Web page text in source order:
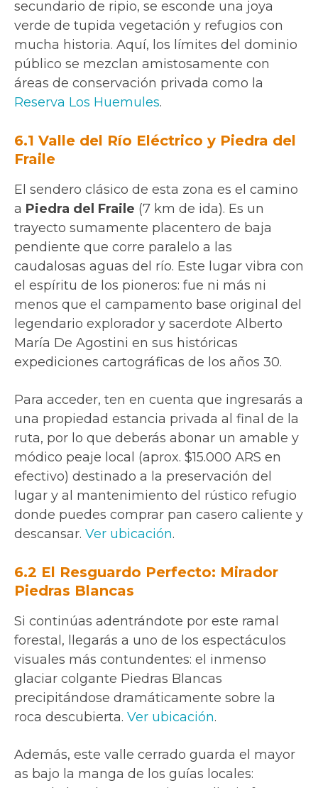
secundario de ripio, se esconde una joya
verde de tupida vegetación y refugios con
mucha historia. Aquí, los límites del dominio
público se mezclan amistosamente con
áreas de conservación privada como la
Reserva Los Huemules.
6.1 Valle del Río Eléctrico y Piedra del
Fraile
El sendero clásico de esta zona es el camino
a Piedra del Fraile (7 km de ida). Es un
trayecto sumamente placentero de baja
pendiente que corre paralelo a las
caudalosas aguas del río. Este lugar vibra con
el espíritu de los pioneros: fue ni más ni
menos que el campamento base original del
legendario explorador y sacerdote Alberto
María De Agostini en sus históricas
expediciones cartográficas de los años 30.
Para acceder, ten en cuenta que ingresarás a
una propiedad estancia privada al final de la
ruta, por lo que deberás abonar un amable y
módico peaje local (aprox. $15.000 ARS en
efectivo) destinado a la preservación del
lugar y al mantenimiento del rústico refugio
donde puedes comprar pan casero caliente y
descansar. Ver ubicación.
6.2 El Resguardo Perfecto: Mirador
Piedras Blancas
Si continúas adentrándote por este ramal
forestal, llegarás a uno de los espectáculos
visuales más contundentes: el inmenso
glaciar colgante Piedras Blancas
precipitándose dramáticamente sobre la
roca descubierta. Ver ubicación.
Además, este valle cerrado guarda el mayor
as bajo la manga de los guías locales: